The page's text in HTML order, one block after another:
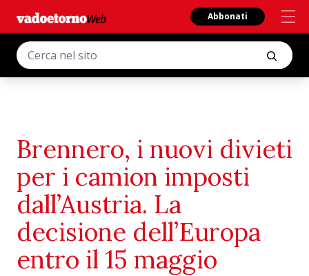
Abbonati
Brennero, i nuovi divieti
per i camion imposti
dall’Austria. La
decisione dell’Europa
entro il 15 maggio